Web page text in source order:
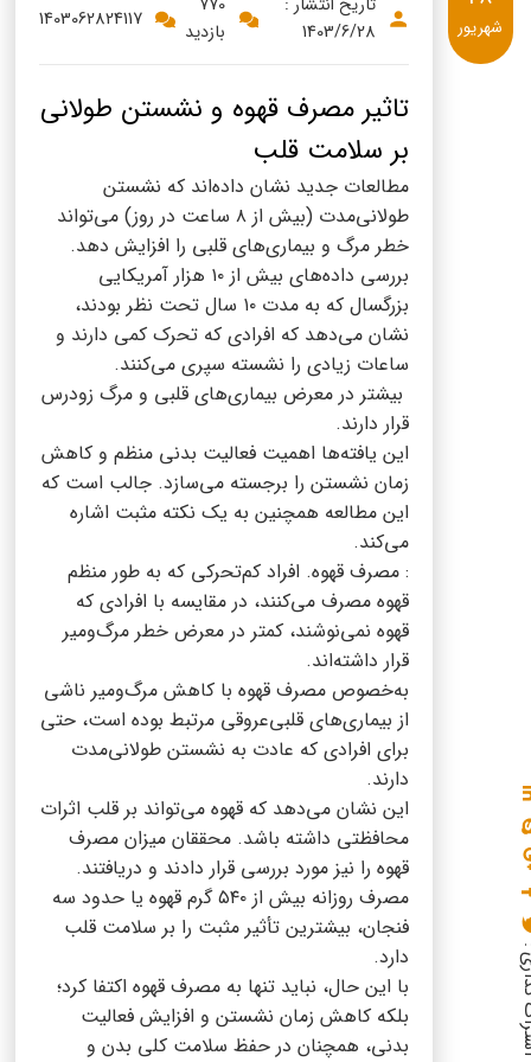
سینما دوماس
دانستنی های سلامت
گالری تصاویر
English
Russian
Arabic
Turkish
1403/6/28
بازدید
1403062824117 شهریور
تاثیر مصرف قهوه و نشستن طولانی
بر سلامت قلب
مطالعات جدید نشان داده‌اند که نشستن
طولانی‌مدت (بیش از ۸ ساعت در روز) می‌تواند
خطر مرگ و بیماری‌های قلبی را افزایش دهد.
بررسی داده‌های بیش از ۱۰ هزار آمریکایی
بزرگسال که به مدت ۱۰ سال تحت نظر بودند،
نشان می‌دهد که افرادی که تحرک کمی دارند و
ساعات زیادی را نشسته سپری می‌کنند.
بیشتر در معرض بیماری‌های قلبی و مرگ زودرس
قرار دارند.
این یافته‌ها اهمیت فعالیت بدنی منظم و کاهش
زمان نشستن را برجسته می‌سازد. جالب است که
این مطالعه همچنین به یک نکته مثبت اشاره
می‌کند.
: مصرف قهوه. افراد کم‌تحرکی که به طور منظم
قهوه مصرف می‌کنند، در مقایسه با افرادی که
قهوه نمی‌نوشند، کمتر در معرض خطر مرگ‌ومیر
قرار داشته‌اند.
به‌خصوص مصرف قهوه با کاهش مرگ‌ومیر ناشی
از بیماری‌های قلبی‌عروقی مرتبط بوده است، حتی
برای افرادی که عادت به نشستن طولانی‌مدت
دارند.
این نشان می‌دهد که قهوه می‌تواند بر قلب اثرات
محافظتی داشته باشد. محققان میزان مصرف
قهوه را نیز مورد بررسی قرار دادند و دریافتند.
مصرف روزانه بیش از ۵۴۰ گرم قهوه یا حدود سه
فنجان، بیشترین تأثیر مثبت را بر سلامت قلب
دارد.
با این حال، نباید تنها به مصرف قهوه اکتفا کرد؛
بلکه کاهش زمان نشستن و افزایش فعالیت
بدنی، همچنان در حفظ سلامت کلی بدن و
: